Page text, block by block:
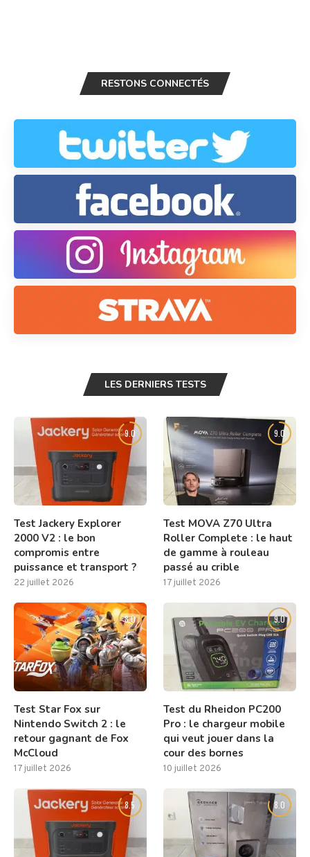
RESTONS CONNECTÉS
LES DERNIERS TESTS
9.0
Test Jackery Explorer
2000 V2 : le bon
compromis entre
puissance et transport ?
22 juillet 2026
9.0
Test MOVA Z70 Ultra
Roller Complete : le haut
de gamme à rouleau
passé au crible
17 juillet 2026
8.0
Test Star Fox sur
Nintendo Switch 2 : le
retour gagnant de Fox
McCloud
17 juillet 2026
9.0
Test du Rheidon PC200
Pro : le chargeur mobile
qui veut jouer dans la
cour des bornes
10 juillet 2026
8.5 8.0